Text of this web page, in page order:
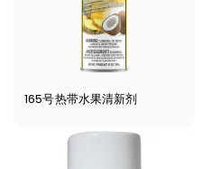
165号热带水果清新剂